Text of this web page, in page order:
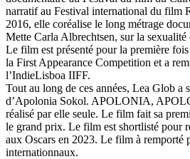
narratif au Festival international du film
2016, elle coréalise le long métrage
Mette Carla Albrechtsen, sur la
Le film est présenté pour la première
la First Appearance Competition et a
l’IndieLisboa IIFF.
Tout au long de ces années, Lea Glob a
d’Apolonia Sokol. APOLONIA,
réalisé par elle seule. Le film fait sa
le grand prix. Le film est shortlisté pour
aux Oscars en 2023. Le film à remporté
internationnaux.